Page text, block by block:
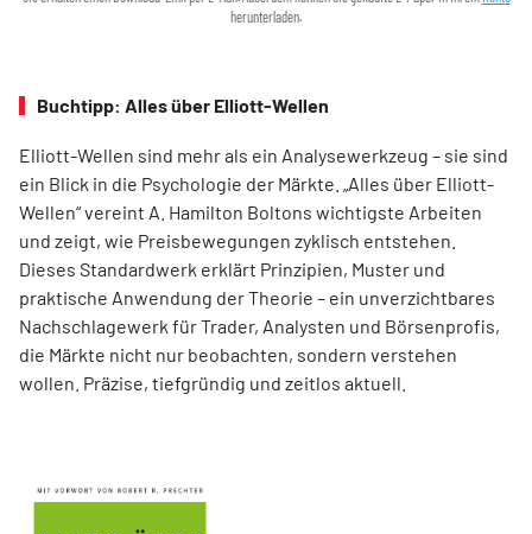
herunterladen.
Buchtipp: Alles über Elliott-Wellen
Elliott-Wellen sind mehr als ein Analysewerkzeug – sie sind
ein Blick in die Psychologie der Märkte. „Alles über Elliott-
Wellen“ vereint A. Hamilton Boltons wichtigste Arbeiten
und zeigt, wie Preisbewegungen zyklisch entstehen.
Dieses Standardwerk erklärt Prinzipien, Muster und
praktische Anwendung der Theorie – ein unverzichtbares
Nachschlagewerk für Trader, Analysten und Börsenprofis,
die Märkte nicht nur beobachten, sondern verstehen
wollen. Präzise, tiefgründig und zeitlos aktuell.